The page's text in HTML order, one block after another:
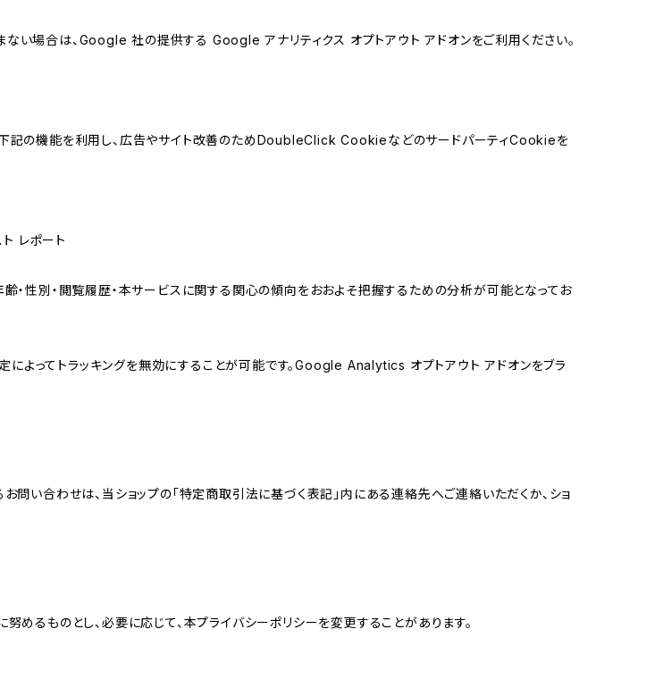
い場合は、Google 社の提供する Google アナリティクス オプトアウト アドオンをご利用ください。
下記の機能を利用し、広告やサイト改善のためDoubleClick CookieなどのサードパーティCookieを
レポート
性別・閲覧履歴・本サービスに関する関心の傾向をおおよそ把握するための分析が可能となってお
よってトラッキングを無効にすることが可能です。Google Analytics オプトアウト アドオンをブラ
い合わせは、当ショップの「特定商取引法に基づく表記」内にある連絡先へご連絡いただくか、ショ
るものとし、必要に応じて、本プライバシーポリシーを変更することがあります。